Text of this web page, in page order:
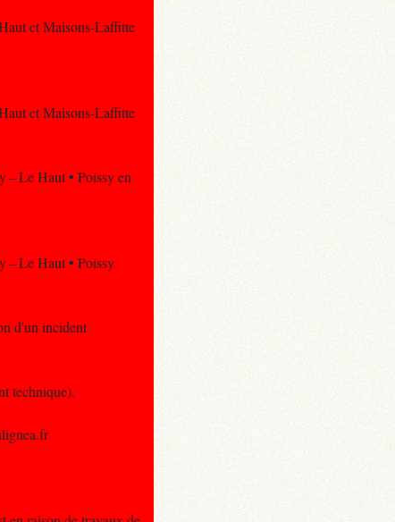
et Maisons-Laffitte
et Maisons-Laffitte
– Le Haut • Poissy en
– Le Haut • Poissy
d'un incident
technique).